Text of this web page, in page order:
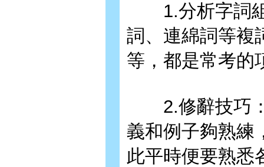
1.分析字詞組
詞、連綿詞等複
等，都是常考的
2.修辭技巧：
義和例子夠熟練
此平時便要熟悉